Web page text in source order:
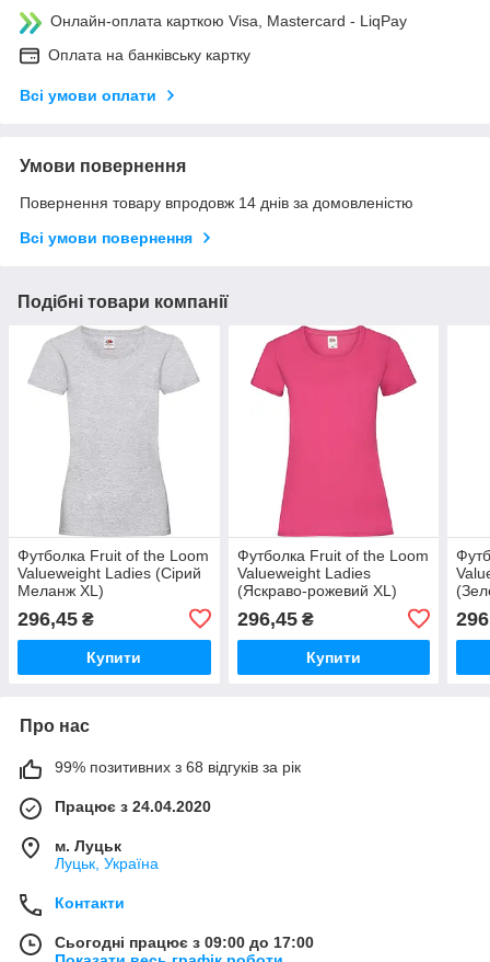
Онлайн-оплата карткою Visa, Mastercard - LiqPay
Оплата на банківську картку
Всі умови оплати
Умови повернення
Повернення товару впродовж 14 днів за домовленістю
Всі умови повернення
Подібні товари компанії
Футболка Fruit of the Loom
Valueweight Ladies (Сірий
Меланж XL)
296,45 ₴
Купити
Футболка Fruit of the Loom
Valueweight Ladies
(Яскраво-рожевий XL)
296,45₴
Купити
Про нас
99% позитивних з 68 відгуків за рік
Працює з 24.04.2020
м. Луцьк
Луцьк, Україна
Контакти
Сьогодні працює з 09:00 до 17:00